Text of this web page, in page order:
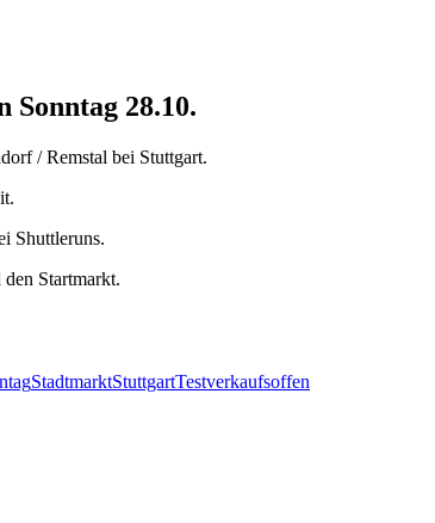
28.10.
/ Remstal bei Stuttgart.
Shuttleruns.
Startmarkt.
StadtmarktStuttgartTestverkaufsoffen